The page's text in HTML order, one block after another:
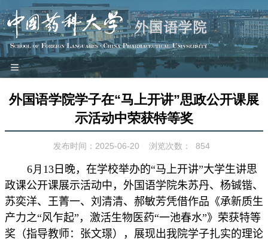
≡
本院概况
师资队伍
教学科研
党建工作
团学园地
工会之家
对外交流
外国语学院学子在“马上开讲”思政公开课展
示活动中荣获特等奖
发布时间：2025-06-20 浏览次数： 854
6月 13 日晚，在学校举办的“马上开讲”大学生讲思
政课公开课展示活动中，外国语学院朱苏丹、杨铖锴、
苏奕洋、王菁一、刘清清、郝敏芳凭借作品《承新质生
产力之“风乍起”，激活生物医药“一池春水”》荣获特等
奖 （指导教师：张文璟）
，展现出我院学子扎实的理论